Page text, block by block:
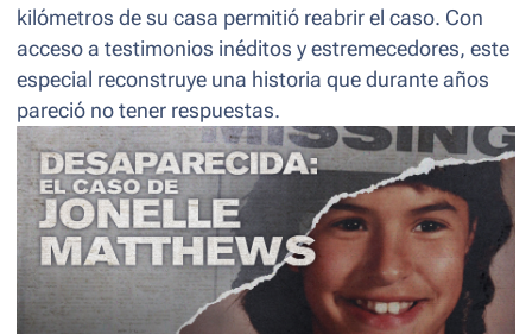
kilómetros de su casa permitió reabrir el caso. Con
acceso a testimonios inéditos y estremecedores, este
especial reconstruye una historia que durante años
pareció no tener respuestas.